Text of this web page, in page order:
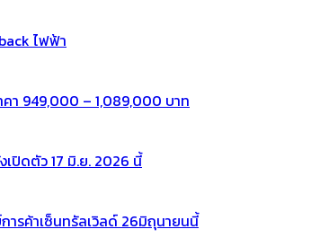
ไฟฟ้า
คา 949,000 – 1,089,000 บาท
ปิดตัว 17 มิ.ย. 2026 นี้
รค้าเซ็นทรัลเวิลด์ 26มิถุนายนนี้